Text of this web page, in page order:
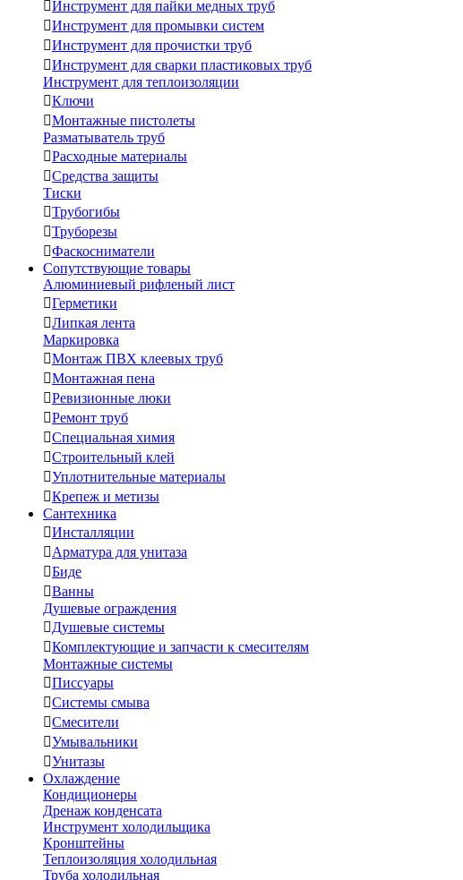
Инструмент для пайки медных труб
Инструмент для промывки систем
Инструмент для прочистки труб
Инструмент для сварки пластиковых труб
Инструмент для теплоизоляции
Ключи
Монтажные пистолеты
Разматыватель труб
Расходные материалы
Средства защиты
Тиски
Трубогибы
Труборезы
Фаскосниматели
Сопутствующие товары
Алюминиевый рифленый лист
Герметики
Липкая лента
Маркировка
Монтаж ПВХ клеевых труб
Монтажная пена
Ревизионные люки
Ремонт труб
Специальная химия
Строительный клей
Уплотнительные материалы
Крепеж и метизы
Сантехника
Инсталляции
Арматура для унитаза
Биде
Ванны
Душевые ограждения
Душевые системы
Комплектующие и запчасти к смесителям
Монтажные системы
Писсуары
Системы смыва
Смесители
Умывальники
Унитазы
Охлаждение
Кондиционеры
Дренаж конденсата
Инструмент холодильщика
Кронштейны
Теплоизоляция холодильная
Труба холодильная